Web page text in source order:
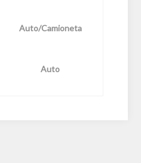
Auto/Camioneta
Auto